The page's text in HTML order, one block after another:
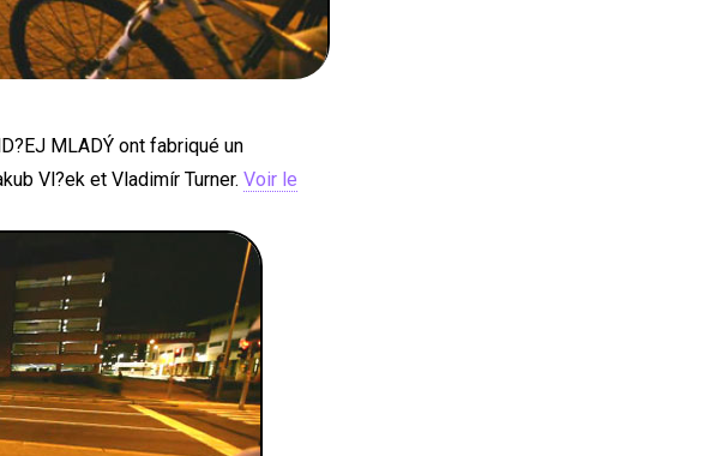
MLADÝ ont fabriqué un
Vl?ek et Vladimír Turner. Voir le